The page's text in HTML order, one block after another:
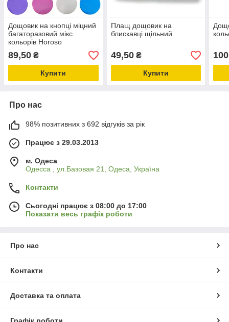
Дощовик на кнопці міцний
багаторазовий мікс
кольорів Horoso
89,50 ₴
Купити
Плащ дощовик на
блискавці щільний
49,50₴
Купити
100
Про нас
98% позитивних з 692 відгуків за рік
Працює з 29.03.2013
м. Одеса
Одесса , ул.Базовая 21, Одеса, Україна
Контакти
Сьогодні працює з 08:00 до 17:00
Показати весь графік роботи
Про нас
Контакти
Доставка та оплата